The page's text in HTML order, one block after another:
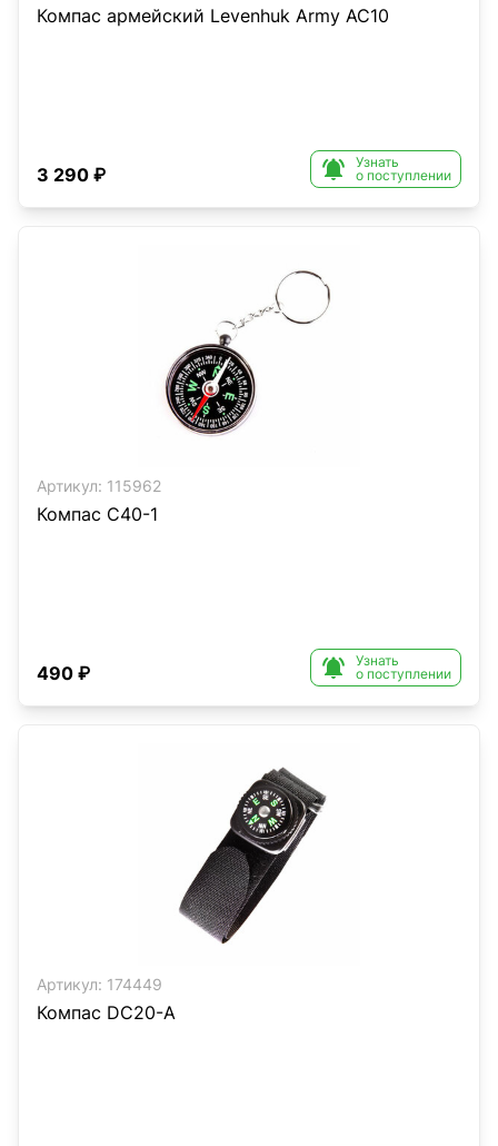
Компас армейский Levenhuk Army AC10
3 290 ₽ 
Узнать
о поступлении
Артикул: 115962
Компас C40-1
490 ₽ 
Узнать
о поступлении
Артикул: 174449
Компас DC20-A